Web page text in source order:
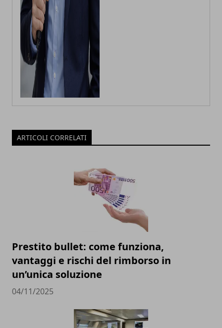
ARTICOLI CORRELATI
Prestito bullet: come funziona,
vantaggi e rischi del rimborso in
un’unica soluzione
04/11/2025